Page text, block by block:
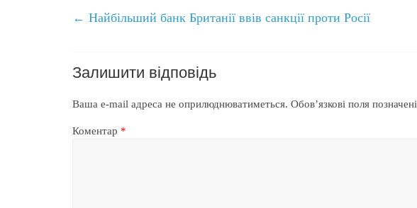
← Найбільший банк Британії ввів санкції проти Росії
Залишити відповідь
Ваша e-mail адреса не оприлюднюватиметься. Обов’язкові поля позначені
Коментар *